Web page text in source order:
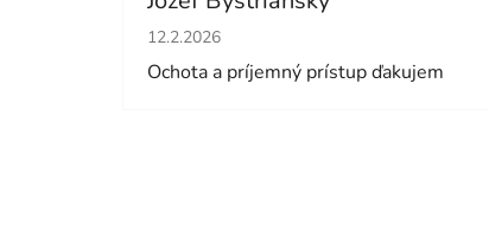
Hodnotenie obchodu je 5 z 5 hviezdičiek.
12.2.2026
Ochota a príjemný prístup ďakujem